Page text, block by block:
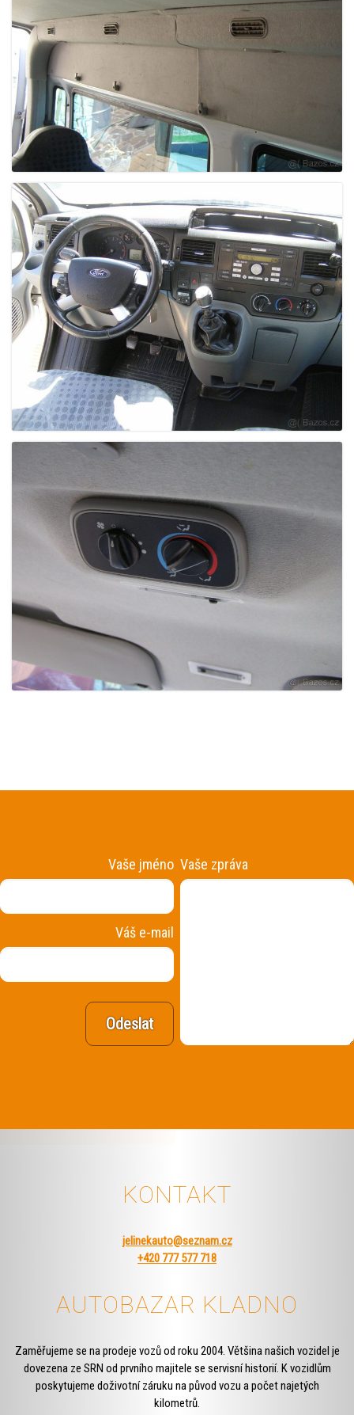
Vaše jméno
Váš e-mail
Vaše zpráva
KONTAKT
jelinekauto@seznam.cz
+420 777 577 718
AUTOBAZAR KLADNO
Zaměřujeme se na prodeje vozů od roku 2004. Většina našich vozidel je
dovezena ze SRN od prvního majitele se servisní historií. K vozidlům
poskytujeme doživotní záruku na původ vozu a počet najetých
kilometrů.